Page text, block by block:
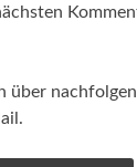
über